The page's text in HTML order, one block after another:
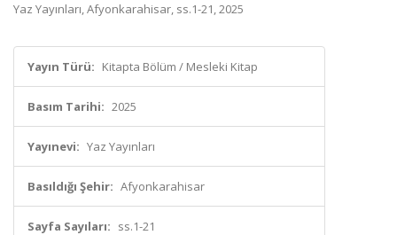
Yaz Yayınları, Afyonkarahisar, ss.1-21, 2025
Yayın Türü: Kitapta Bölüm / Mesleki Kitap
Basım Tarihi: 2025
Yayınevi: Yaz Yayınları
Basıldığı Şehir: Afyonkarahisar
Sayfa Sayıları: ss.1-21